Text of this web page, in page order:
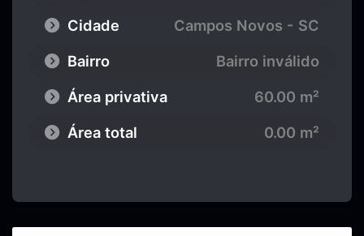
Cidade
Campos Novos - SC
Bairro
Bairro inválido
Área privativa
60.00 m²
Área total
0.00 m²